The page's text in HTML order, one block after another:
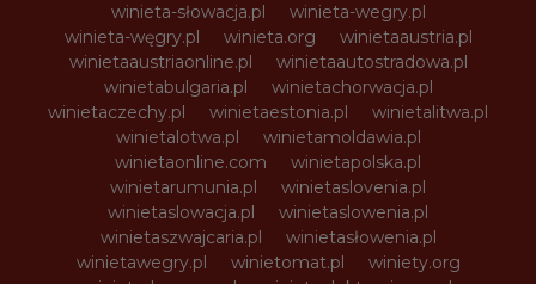
winieta-słowacja.pl
winieta-wegry.pl
winieta-węgry.pl
winieta.org
winietaaustria.pl
winietaaustriaonline.pl
winietaautostradowa.pl
winietabulgaria.pl
winietachorwacja.pl
winietaczechy.pl
winietaestonia.pl
winietalitwa.pl
winietalotwa.pl
winietamoldawia.pl
winietaonline.com
winietapolska.pl
winietarumunia.pl
winietaslovenia.pl
winietaslowacja.pl
winietaslowenia.pl
winietaszwajcaria.pl
winietasłowenia.pl
winietawegry.pl
winietomat.pl
winiety.org